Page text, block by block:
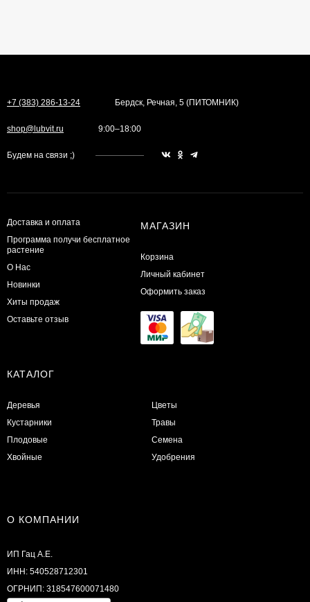
+7 (383) 286-13-24 Бердск, Речная, 5 (ПИТОМНИК)
shop@lubvit.ru 9:00–18:00
Будем на связи ;)
Доставка и оплата
Программа получи бесплатное
растение
О Нас
Новинки
Хиты продаж
Оставьте отзыв
МАГАЗИН
Корзина
Личный кабинет
Оформить заказ
КАТАЛОГ
Деревья
Кустарники
Плодовые
Хвойные
Цветы
Травы
Семена
Удобрения
О КОМПАНИИ
ИП Гац А.Е.
ИНН: 540528712301
ОГРНИП: 318547600071480